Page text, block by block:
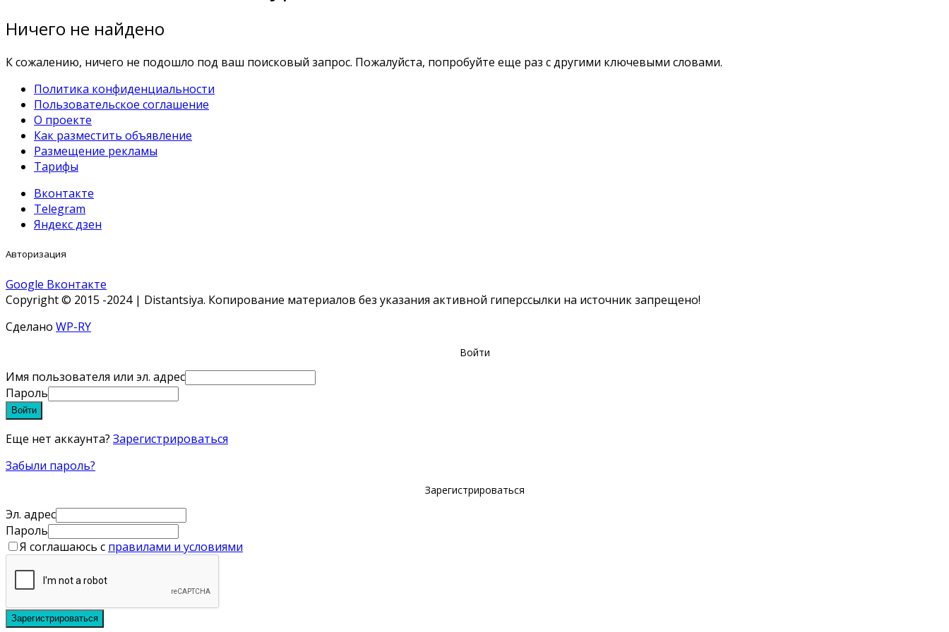
Ничего не найдено
К сожалению, ничего не подошло под ваш поисковый запрос. Пожалуйста, попробуйте еще раз с другими ключевыми словами.
Политика конфиденциальности
Пользовательское соглашение
О проекте
Как разместить объявление
Размещение рекламы
Тарифы
Вконтакте
Telegram
Яндекс дзен
Авторизация
Google Вконтакте
Copyright © 2015 -2024 | Distantsiya. Копирование материалов без указания активной гиперссылки на источник запрещено!
Сделано WP-RY
Войти
Имя пользователя или эл. адрес
Пароль
Войти
Еще нет аккаунта? Зарегистрироваться
Забыли пароль?
Зарегистрироваться
Эл. адрес
Пароль
Я соглашаюсь с правилами и условиями
Зарегистрироваться